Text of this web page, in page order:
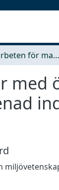
Examensarbeten för masterexamen
med